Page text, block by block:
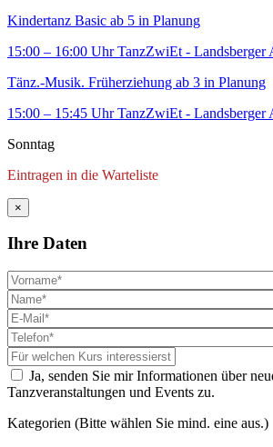
Kindertanz Basic ab 5 in Planung
15:00 – 16:00 Uhr TanzZwiEt - Landsberger
Tänz.-Musik. Früherziehung ab 3 in Planung
15:00 – 15:45 Uhr TanzZwiEt - Landsberger
Sonntag
Eintragen in die Warteliste
×
Ihre Daten
Ja, senden Sie mir Informationen über
Tanzveranstaltungen und Events zu.
Kategorien (Bitte wählen Sie mind. eine aus.)